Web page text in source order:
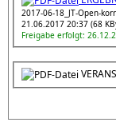
2017-06-18_JT-Open-
21.06.2017 20:37 (68
Freigabe erfolgt: